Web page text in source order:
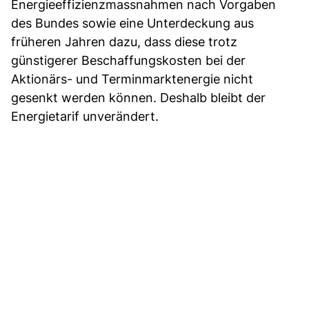
Energieeffizienzmassnahmen nach Vorgaben
des Bundes sowie eine Unterdeckung aus
früheren Jahren dazu, dass diese trotz
günstigerer Beschaffungskosten bei der
Aktionärs- und Terminmarktenergie nicht
gesenkt werden können. Deshalb bleibt der
Energietarif unverändert.